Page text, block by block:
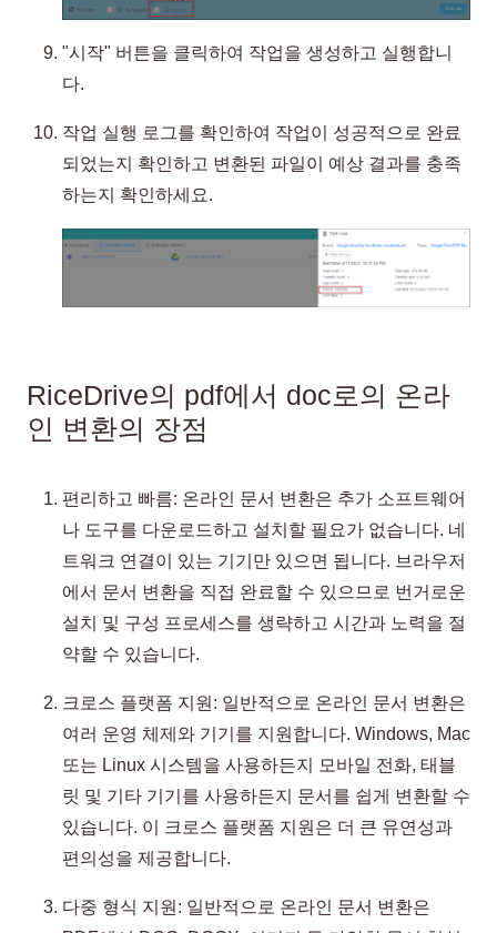
"시작" 버튼을 클릭하여 작업을 생성하고 실행합니
다.
작업 실행 로그를 확인하여 작업이 성공적으로 완료
되었는지 확인하고 변환된 파일이 예상 결과를 충족
하는지 확인하세요.
RiceDrive의 pdf에서 doc로의 온라
인 변환의 장점
편리하고 빠름: 온라인 문서 변환은 추가 소프트웨어
나 도구를 다운로드하고 설치할 필요가 없습니다. 네
트워크 연결이 있는 기기만 있으면 됩니다. 브라우저
에서 문서 변환을 직접 완료할 수 있으므로 번거로운
설치 및 구성 프로세스를 생략하고 시간과 노력을 절
약할 수 있습니다.
크로스 플랫폼 지원: 일반적으로 온라인 문서 변환은
여러 운영 체제와 기기를 지원합니다. Windows, Mac
또는 Linux 시스템을 사용하든지 모바일 전화, 태블
릿 및 기타 기기를 사용하든지 문서를 쉽게 변환할 수
있습니다. 이 크로스 플랫폼 지원은 더 큰 유연성과
편의성을 제공합니다.
다중 형식 지원: 일반적으로 온라인 문서 변환은